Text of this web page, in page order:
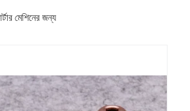
মেশিনের জন্য